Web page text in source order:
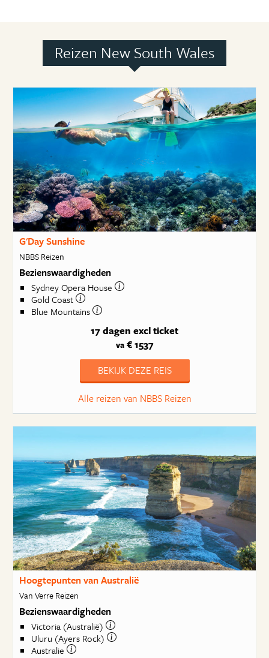
Reizen New South Wales
G'Day Sunshine
NBBS Reizen
Bezienswaardigheden
Sydney Opera House
Gold Coast
Blue Mountains
17 dagen excl ticket
va€ 1537
BEKIJK DEZE REIS
Alle reizen van NBBS Reizen
Hoogtepunten van Australië
Van Verre Reizen
Bezienswaardigheden
Victoria (Australië)
Uluru (Ayers Rock)
Australie